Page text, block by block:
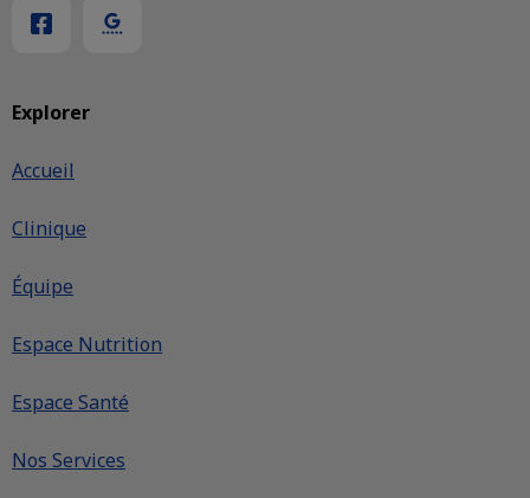
Explorer
Accueil
Clinique
Équipe
Espace Nutrition
Espace Santé
Nos Services